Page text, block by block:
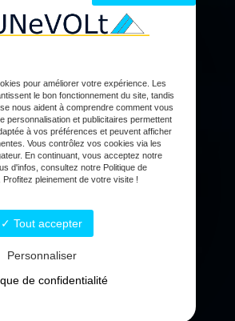
pour améliorer votre expérience. Les
le bon fonctionnement du site, tandis
nous aident à comprendre comment vous
personnalisation et publicitaires permettent
à vos préférences et peuvent afficher
Vous contrôlez vos cookies via les
En continuant, vous acceptez notre
d'infos, consultez notre Politique de
Profitez pleinement de votre visite !
Tout accepter
Personnaliser
de confidentialité